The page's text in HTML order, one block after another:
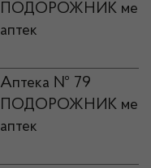
ПОДОРОЖНИК
аптек
Аптека № 79
ПОДОРОЖНИК
аптек